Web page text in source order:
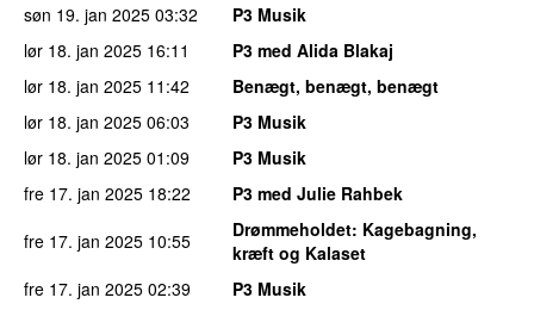
søn 19. jan 2025 03:32
P3 Musik
lør 18. jan 2025 16:11
P3 med Alida Blakaj
lør 18. jan 2025 11:42
Benægt, benægt, benægt
lør 18. jan 2025 06:03
P3 Musik
lør 18. jan 2025 01:09
P3 Musik
fre 17. jan 2025 18:22
P3 med Julie Rahbek
fre 17. jan 2025 10:55 Drømmeholdet: Kagebagning,
kræft og Kalaset
fre 17. jan 2025 02:39
P3 Musik